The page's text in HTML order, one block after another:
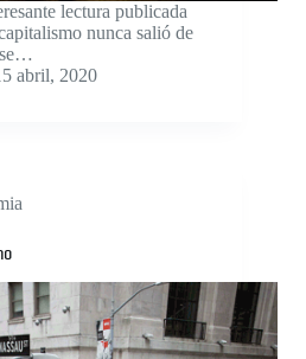
lectura publicada
nunca salió de
abril, 2020